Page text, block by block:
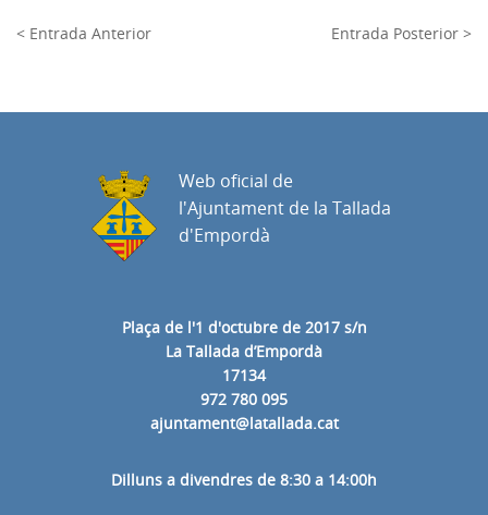
< Entrada Anterior Entrada Posterior >
Plaça de l'1 d'octubre de 2017 s/n
La Tallada d’Empordà
17134
972 780 095
ajuntament@latallada.cat
Dilluns a divendres de 8:30 a 14:00h
Web oficial de
l'Ajuntament de la Tallada
d'Empordà